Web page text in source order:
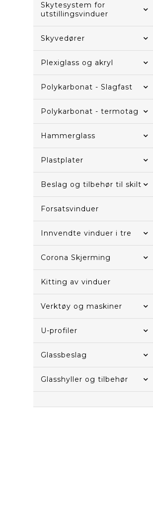
Skytesystem for
utstillingsvinduer
Skyvedører
Plexiglass og akryl
Polykarbonat - Slagfast
Polykarbonat - termotag
Hammerglass
Plastplater
Beslag og tilbehør til skilt
Forsatsvinduer
Innvendte vinduer i tre
Corona Skjerming
Kitting av vinduer
Verktøy og maskiner
U-profiler
Glassbeslag
Glasshyller og tilbehør